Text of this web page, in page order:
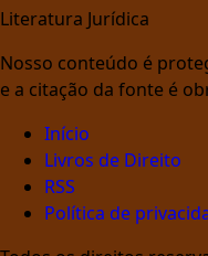
Literatura Jurídica
Nosso conteúdo é
e a citação da fonte é
Início
Livros de Direito
RSS
Política de